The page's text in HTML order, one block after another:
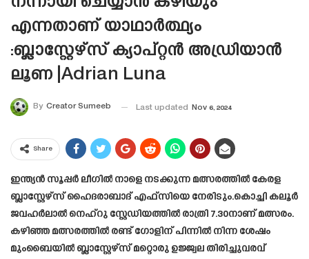
എന്നതാണ് യാഥാർത്ഥ്യം
:ബ്ലാസ്റ്റേഴ്‌സ് ക്യാപ്റ്റൻ അഡ്രിയാൻ
ലൂണ |Adrian Luna
By Creator Sumeeb Last updated Nov 6, 2024
Share
ഇന്ത്യൻ സൂപ്പർ ലീഗിൽ നാളെ നടക്കുന്ന മത്സരത്തിൽ കേരള
ബ്ലാസ്റ്റേഴ്‌സ് ഹൈദരാബാദ് എഫ്സിയെ നേരിടും.കൊച്ചി കലൂർ
ജവഹർലാൽ നെഹ്‌റു സ്റ്റേഡിയത്തിൽ രാത്രി 7.30നാണ് മത്സരം.
കഴിഞ്ഞ മത്സരത്തിൽ രണ്ട് ഗോളിന് പിന്നിൽ നിന്ന ശേഷം
മുംബൈയിൽ ബ്ലാസ്റ്റേഴ്‌സ് മറ്റൊരു ഉജ്ജ്വല തിരിച്ചുവരവ്